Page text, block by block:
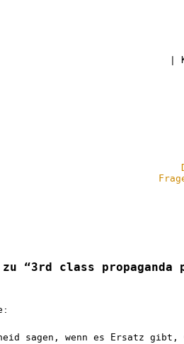
|
zu “3rd class
sagen, wenn es Ersatz gibt,